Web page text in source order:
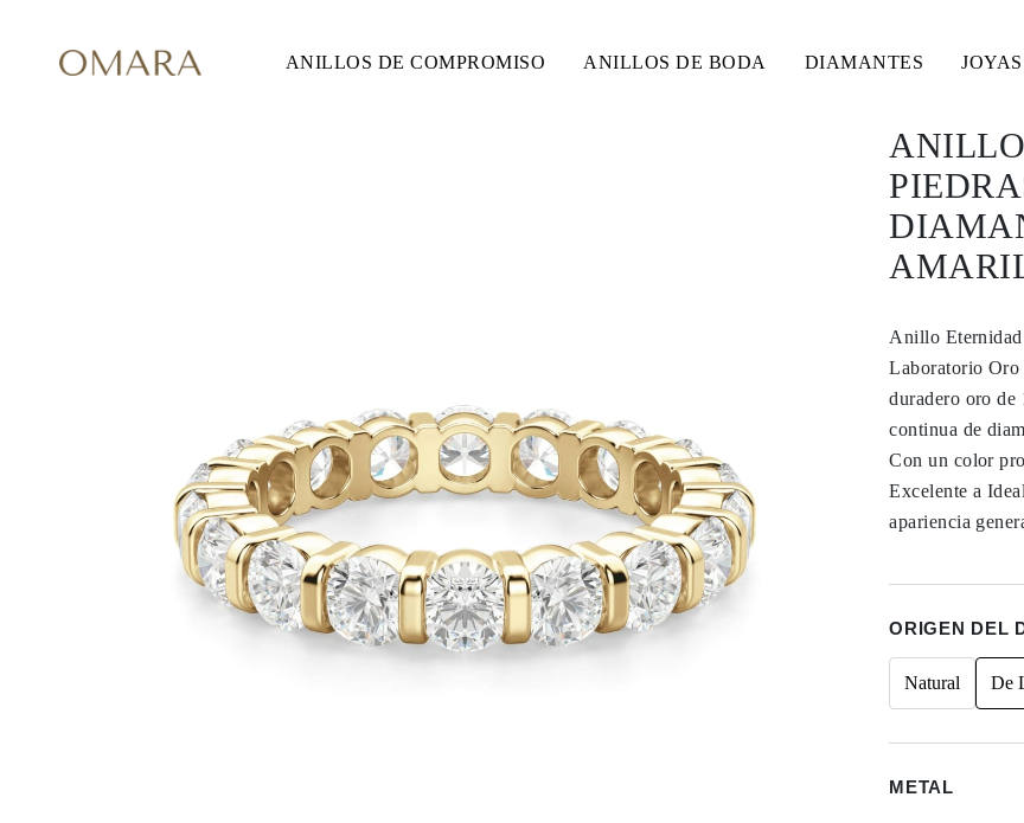
ANILLOS DE COMPROMISO ANILLOS DE BODA DIAMANTES JOYAS
ANILLOS DE COMPROMISO
Comprar todo
METAL Y COLOR
Oro Amarillo
Oro Blanco
Oro Rosa
950 Platino
Comprar todo
ANILLOS DE BODA
Anillo Eternidad
Laboratorio
duradero oro de
continua de
Con un color
Excelente a
apariencia
ORIGEN DEL
Natural De
METAL